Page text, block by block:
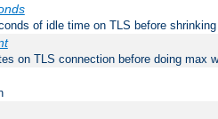
of idle time on TLS before
on TLS connection before doing max